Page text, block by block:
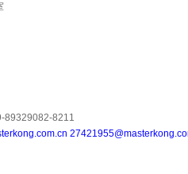
89329082-8211